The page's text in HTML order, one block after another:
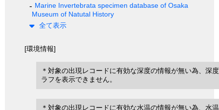
Marine Invertebrata specimen database of Osaka
Museum of Natutal History
全て表示
[環境情報]
＊対象の出現レコードに有効な深度の情報が無い為、深
ラフを表示できません。
＊対象の出現レコードに有効な水温の情報が無い為、水